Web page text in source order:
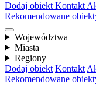
Dodaj obiekt Kontakt
Rekomendowane
Województwa
Miasta
Regiony
Dodaj obiekt Kontakt
Rekomendowane